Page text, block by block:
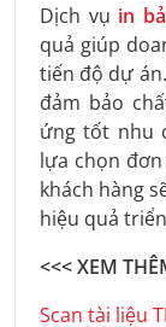
Dịch vụ in
quả giúp
tiến độ dự
đảm bảo
ứng tốt nhu
lựa chọn đơn
khách hàng
hiệu quả
<<< XEM
Scan tài liệu